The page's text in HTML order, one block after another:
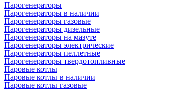
Парогенераторы
Парогенераторы в наличии
Парогенераторы газовые
Парогенераторы дизельные
Парогенераторы на мазуте
Парогенераторы электрические
Парогенераторы пеллетные
Парогенераторы твердотопливные
Паровые котлы
Паровые котлы в наличии
Паровые котлы газовые